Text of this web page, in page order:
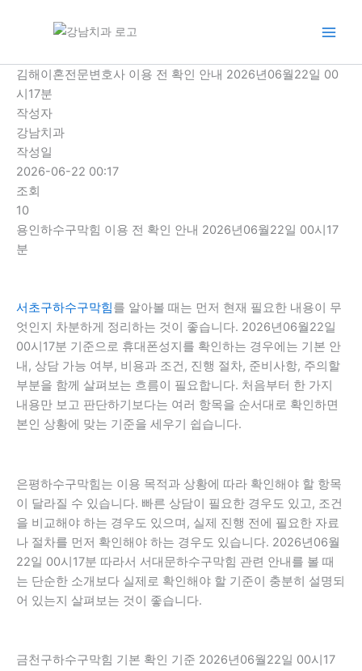
로 김해이혼전문변호사 이용 전 확인 안내 2026년06월22일 00
시17분
작성자
강남치과
작성일
2026-06-22 00:17
조회
10
용인하수구막힘 이용 전 확인 안내 2026년06월22일 00시17
분
서초구하수구막힘를 알아볼 때는 먼저 현재 필요한 내용이 무
엇인지 차분하게 정리하는 것이 좋습니다. 2026년06월22일
00시17분 기준으로 휴대폰성지를 확인하는 경우에는 기본 안
내, 상담 가능 여부, 비용과 조건, 진행 절차, 준비사항, 주의할
부분을 함께 살펴보는 흐름이 필요합니다. 처음부터 한 가지
내용만 보고 판단하기보다는 여러 항목을 순서대로 확인하면
본인 상황에 맞는 기준을 세우기 쉽습니다.
은평하수구막힘는 이용 목적과 상황에 따라 확인해야 할 항목
이 달라질 수 있습니다. 빠른 상담이 필요한 경우도 있고, 조건
을 비교해야 하는 경우도 있으며, 실제 진행 전에 필요한 자료
나 절차를 먼저 확인해야 하는 경우도 있습니다. 2026년06월
22일 00시17분 따라서 서대문하수구막힘 관련 안내를 볼 때
는 단순한 소개보다 실제로 확인해야 할 기준이 충분히 설명되
어 있는지 살펴보는 것이 좋습니다.
금천구하수구막힘 기본 확인 기준 2026년06월22일 00시17